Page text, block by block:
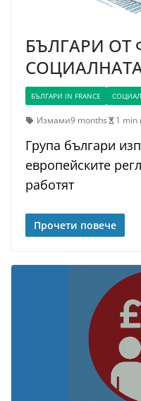
БЪЛГАРИ
БЪЛГАРИ IN FRANCE
Измами9 months 1 min
Група българи
европейските
работят
Прочети повече